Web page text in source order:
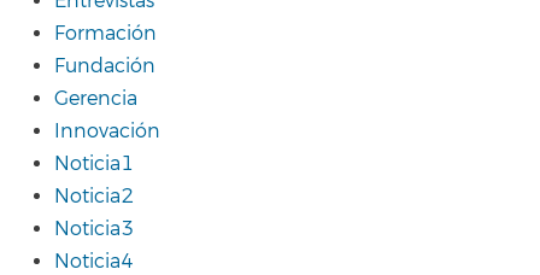
Formación
Fundación
Gerencia
Innovación
Noticia1
Noticia2
Noticia3
Noticia4